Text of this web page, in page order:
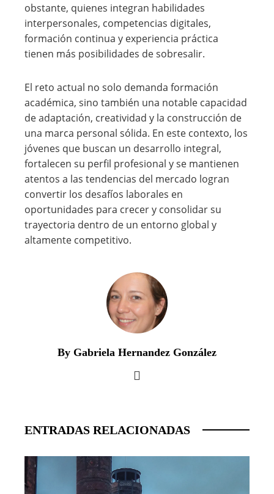
obstante, quienes integran habilidades
interpersonales, competencias digitales,
formación continua y experiencia práctica
tienen más posibilidades de sobresalir.
El reto actual no solo demanda formación
académica, sino también una notable capacidad
de adaptación, creatividad y la construcción de
una marca personal sólida. En este contexto, los
jóvenes que buscan un desarrollo integral,
fortalecen su perfil profesional y se mantienen
atentos a las tendencias del mercado logran
convertir los desafíos laborales en
oportunidades para crecer y consolidar su
trayectoria dentro de un entorno global y
altamente competitivo.
By Gabriela Hernandez González
ENTRADAS RELACIONADAS